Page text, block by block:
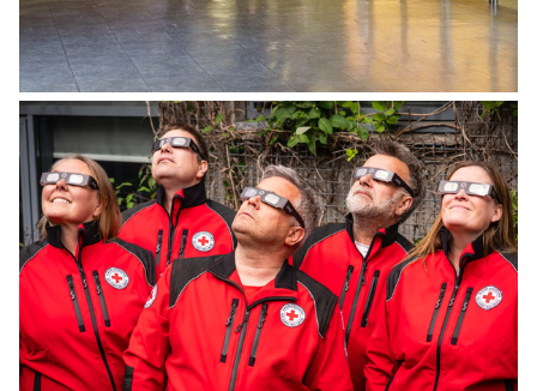
Breytingar í grunnskólum Íslands verða
innleiddar í tveimur áföngum